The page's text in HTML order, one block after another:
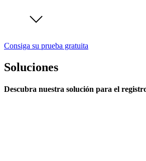
Consiga su prueba gratuita
Soluciones
Descubra nuestra solución para el